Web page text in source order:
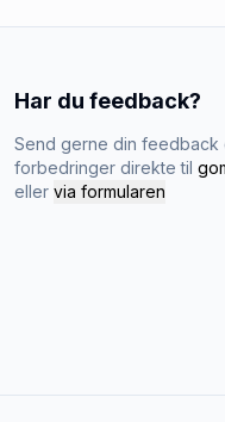
Har du feedback?
Send gerne din feedback
forbedringer direkte til
eller via formularen